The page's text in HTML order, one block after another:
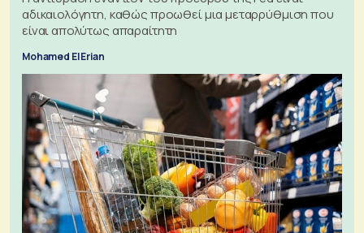
αδικαιολόγητη, καθώς προωθεί μια μεταρρύθμιση που
είναι απολύτως απαραίτητη
Mohamed El Erian